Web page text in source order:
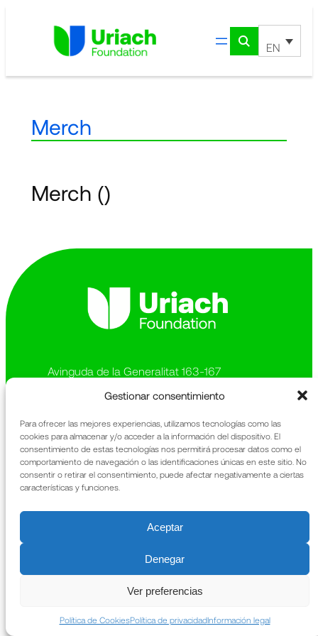
Gestionar consentimiento
Para ofrecer las mejores experiencias, utilizamos tecnologías como las
cookies para almacenar y/o acceder a la información del dispositivo. El
consentimiento de estas tecnologías nos permitirá procesar datos como el
comportamiento de navegación o las identificaciones únicas en este sitio. No
consentir o retirar el consentimiento, puede afectar negativamente a ciertas
características y funciones.
Aceptar
Denegar
Ver preferencias
Política de CookiesPolítica de privacidadInformación legal
EN
Merch
Merch ()
Avinguda de la Generalitat 163-167
08174 Barcelona
The Foundation
What We Do
Heritage
News
Contact
Legal information
Privacy policy
Cookies policy
Annual Report